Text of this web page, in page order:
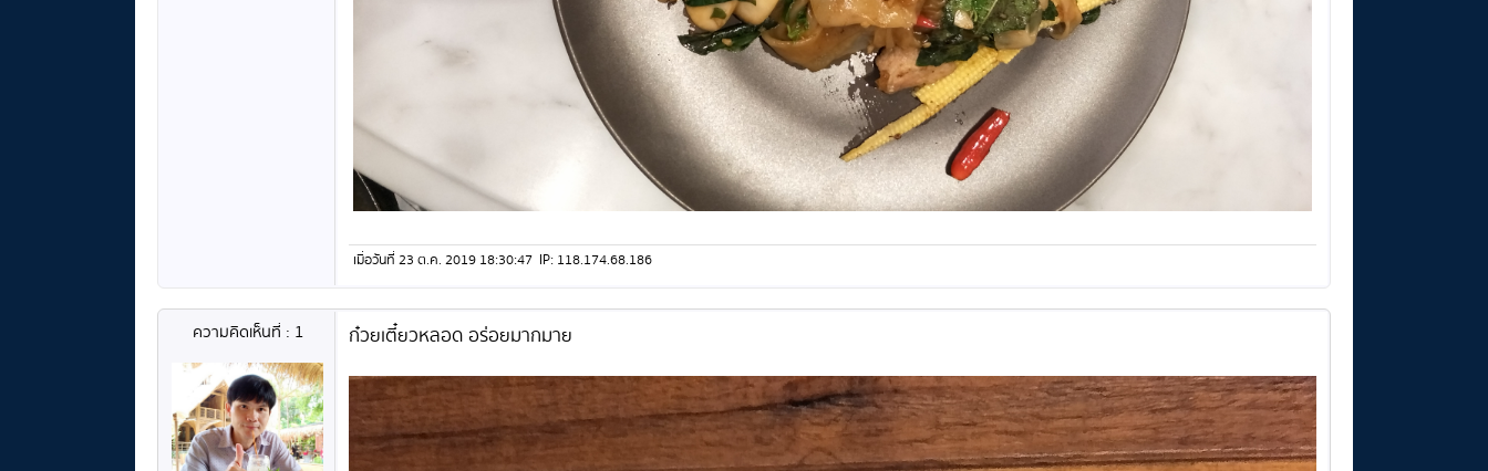
เมื่อวันที่ 23 ต.ค. 2019 18:30:47 IP: 118.174.68.186
ความคิดเห็นที่ : 1 ก๋วยเตี๋ยวหลอด อร่อยมากมาย